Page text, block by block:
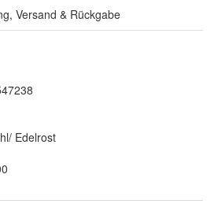
Versand & Rückgabe
Edelrost